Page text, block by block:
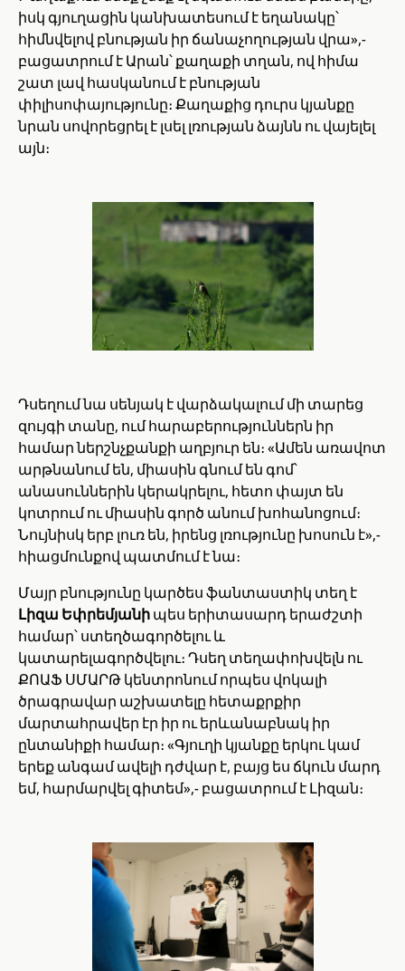
իսկ գյուղացին կանխատեսում է եղանակը՝
հիմնվելով բնության իր ճանաչողության վրա»,-
բացատրում է Արան՝ քաղաքի տղան, ով հիմա
շատ լավ հասկանում է բնության
փիլիսոփայությունը։ Քաղաքից դուրս կյանքը
նրան սովորեցրել է լսել լռության ձայնն ու վայելել
այն։
Դսեղում նա սենյակ է վարձակալում մի տարեց
զույգի տանը, ում հարաբերություններն իր
համար ներշնչքանքի աղբյուր են։ «Ամեն առավոտ
արթնանում են, միասին գնում են գոմ՝
անասուններին կերակրելու, հետո փայտ են
կոտրում ու միասին գործ անում խոհանոցում։
Նույնիսկ երբ լուռ են, իրենց լռությունը խոսուն է»,-
հիացմունքով պատմում է նա։
Մայր բնությունը կարծես ֆանտաստիկ տեղ է
Լիզա Եփրեմյանիպես երիտասարդ երաժշտի
համար՝ ստեղծագործելու և
կատարելագործվելու։ Դսեղ տեղափոխվելն ու
ՔՈԱՖ ՍՄԱՐԹ կենտրոնում որպես վոկալի
ծրագրավար աշխատելը հետաքրքիր
մարտահրավեր էր իր ու երևանաբնակ իր
ընտանիքի համար։ «Գյուղի կյանքը երկու կամ
երեք անգամ ավելի դժվար է, բայց ես ճկուն մարդ
եմ, հարմարվել գիտեմ»,- բացատրում է Լիզան։